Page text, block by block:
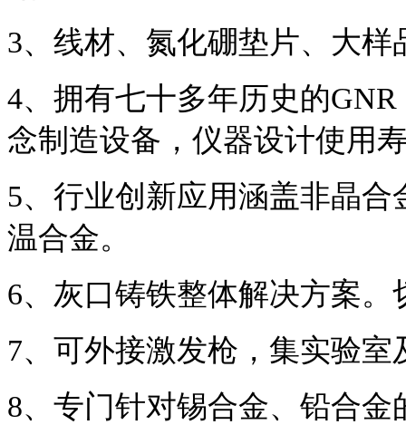
3、线材、氮化硼垫片、 大样
4、拥有七十多年历史的
念制造设备，仪器设计使用
5、行业创新应用涵盖非晶合
温合金。
6、灰口铸铁整体解决方案
7、可外接激发枪，集实验
8、专门针对锡合金、铅合金